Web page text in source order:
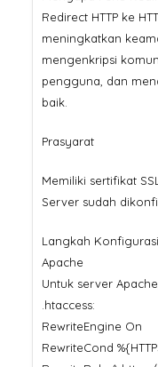
Redirect HTTP ke
meningkatkan
mengenkripsi
pengguna, dan
baik.
Prasyarat
Memiliki sertifikat
Server sudah
Langkah
Apache
Untuk server
.htaccess:
RewriteEngine On
RewriteCond